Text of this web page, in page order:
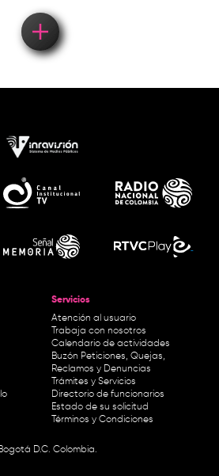
Servicios
Atención al usuario
Trabaja con nosotros
Calendario de actividades
Buzón Peticiones, Quejas,
Reclamos y Denuncias
Trámites y Servicios
Directorio de funcionarios
Estado de su solicitud
Términos y Condiciones
D.C. Colombia.